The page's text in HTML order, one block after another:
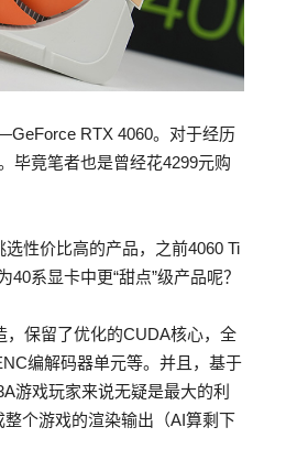
RTX 4060。对于经历
毕竟笔者也是曾经花4299元购
性价比高的产品，之前4060 Ti
系显卡中更“甜点”级产品呢？
，保留了优化的CUDA核心，全
编解码器单元等。并且，基于
游戏玩家来说无疑是最大的利
个游戏的渲染输出（AI算剩下